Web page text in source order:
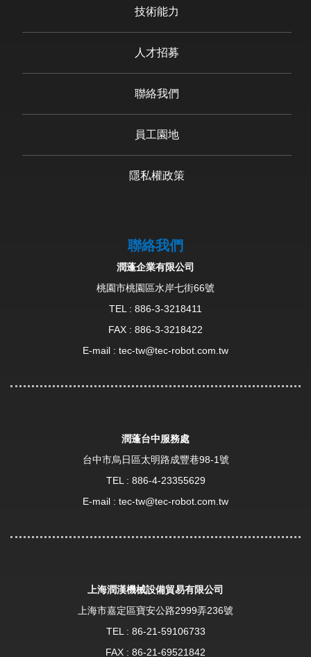
技術能力
人才招募
聯絡我們
員工園地
隱私權政策
聯絡我們
潤蓬企業有限公司
桃園市桃園區水岸七街66號
TEL : 886-3-3218411
FAX : 886-3-3218422
E-mail : tec-tw@tec-robot.com.tw
潤蓬台中服務處
台中市烏日區太明路成豐巷98-1號
TEL : 886-4-23355629
E-mail : tec-tw@tec-robot.com.tw
上海潤漢機械設備貿易有限公司
上海市嘉定區寶安公路2999弄236號
TEL : 86-21-59106733
FAX : 86-21-69521842